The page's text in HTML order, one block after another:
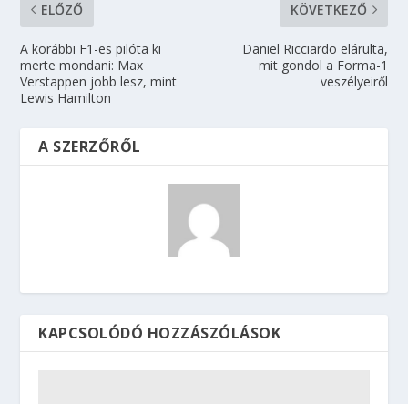
ELŐZŐ
A korábbi F1-es pilóta ki
merte mondani: Max
Verstappen jobb lesz, mint
Lewis Hamilton
KÖVETKEZŐ
Daniel Ricciardo elárulta,
mit gondol a Forma-1
veszélyeiről
A SZERZŐRŐL
KAPCSOLÓDÓ HOZZÁSZÓLÁSOK